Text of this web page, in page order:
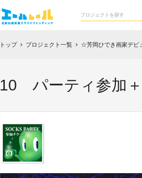
トップ chevron_right プロジェクト一覧 chevron_right ☆芳岡ひでき画家デビ
10 パーティ参加＋